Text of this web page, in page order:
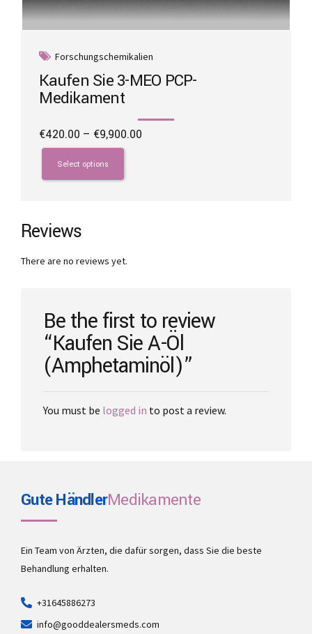
Forschungschemikalien
Kaufen Sie 3-MEO PCP-
Medikament
€420.00 – €9,900.00
Select options
This
product
has
The
options
be
product
page
Reviews
There are no reviews yet.
Be the first to review
“Kaufen Sie A-Öl
(Amphetaminöl)”
You must be logged in to post a review.
Gute HändlerMedikamente
Ein Team von Ärzten, die dafür sorgen, dass Sie die beste
Behandlung erhalten.
+31645886273
info@gooddealersmeds.com